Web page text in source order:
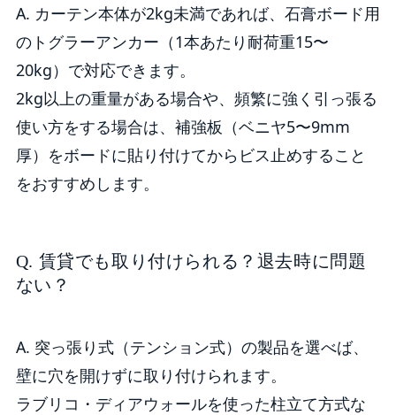
A. カーテン本体が2kg未満であれば、石膏ボード用
のトグラーアンカー（1本あたり耐荷重15〜
20kg）で対応できます。
2kg以上の重量がある場合や、頻繁に強く引っ張る
使い方をする場合は、補強板（ベニヤ5〜9mm
厚）をボードに貼り付けてからビス止めすること
をおすすめします。
Q. 賃貸でも取り付けられる？退去時に問題
ない？
A. 突っ張り式（テンション式）の製品を選べば、
壁に穴を開けずに取り付けられます。
ラブリコ・ディアウォールを使った柱立て方式な